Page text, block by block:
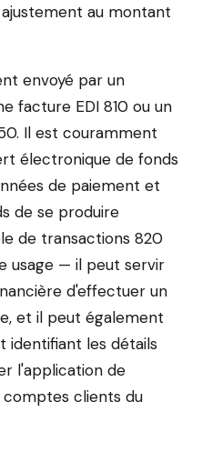
au montant
envoyé par un
facture EDI 810 ou un
Il est couramment
électronique de fonds
de paiement et
de se produire
de transactions 820
usage — il peut servir
d'effectuer un
et il peut également
identifiant les détails
l'application de
clients du